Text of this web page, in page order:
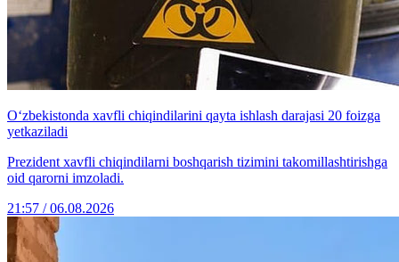
O‘zbekistonda xavfli chiqindilarini qayta ishlash darajasi 20 foizga
yetkaziladi
Prezident xavfli chiqindilarni boshqarish tizimini takomillashtirishga
oid qarorni imzoladi.
21:57 / 06.08.2026